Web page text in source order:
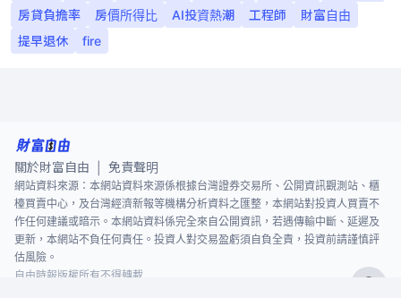
房貸負擔率
房價所得比 AI投資熱潮 工程師
財富自由
提早退休
fire
關於財富自由 免責聲明
網站資料來源：本網站資料來源係根據台灣證券交易所、公開資訊觀測站、櫃
檯買賣中心，及台灣經濟新報等機構分析資料之匯整，本網站對投資人買賣不
作任何建議或暗示。本網站資料係完全來自公開資訊，若遇傳輸中斷、延遲及
更新，本網站不負任何責任。投資人對交易盈虧須自負全責，投資前請謹慎評
估風險。
自由時報版權所有不得轉載